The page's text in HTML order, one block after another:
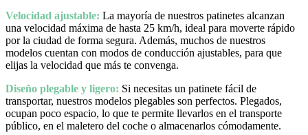
Velocidad ajustable: La mayoría de nuestros patinetes alcanzan
una velocidad máxima de hasta 25 km/h, ideal para moverte rápido
por la ciudad de forma segura. Además, muchos de nuestros
modelos cuentan con modos de conducción ajustables, para que
elijas la velocidad que más te convenga.
Diseño plegable y ligero: Si necesitas un patinete fácil de
transportar, nuestros modelos plegables son perfectos. Plegados,
ocupan poco espacio, lo que te permite llevarlos en el transporte
público, en el maletero del coche o almacenarlos cómodamente.